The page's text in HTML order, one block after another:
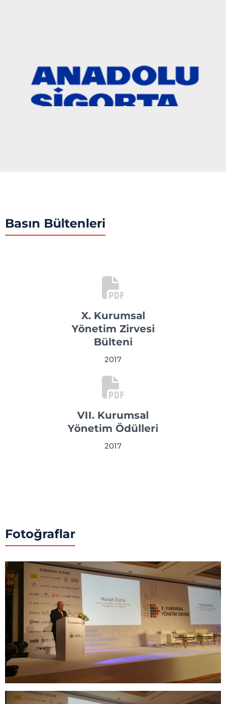
Basın Bültenleri
X. Kurumsal
Yönetim Zirvesi
Bülteni
2017
VII. Kurumsal
Yönetim Ödülleri
2017
Fotoğraflar